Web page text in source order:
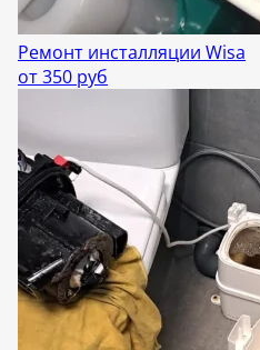
Ремонт инсталляции Wisa
от 350 руб